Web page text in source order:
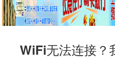
WiFi无法连接？